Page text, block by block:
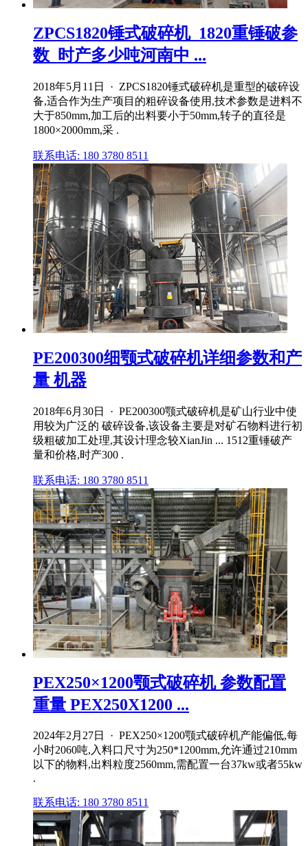
ZPCS1820锤式破碎机_1820重锤破参
数_时产多少吨河南中 ...
2018年5月11日 · ZPCS1820锤式破碎机是重型的破碎设
备,适合作为生产项目的粗碎设备使用,技术参数是进料不
大于850mm,加工后的出料要小于50mm,转子的直径是
1800×2000mm,采 .
联系电话: 180 3780 8511
PE200300细颚式破碎机详细参数和产
量 机器
2018年6月30日 · PE200300颚式破碎机是矿山行业中使
用较为广泛的 破碎设备,该设备主要是对矿石物料进行初
级粗破加工处理,其设计理念较XianJin ... 1512重锤破产
量和价格,时产300 .
联系电话: 180 3780 8511
PEX250×1200颚式破碎机 参数配置
重量 PEX250X1200 ...
2024年2月27日 · PEX250×1200颚式破碎机产能偏低,每
小时2060吨,入料口尺寸为250*1200mm,允许通过210mm
以下的物料,出料粒度2560mm,需配置一台37kw或者55kw
.
联系电话: 180 3780 8511